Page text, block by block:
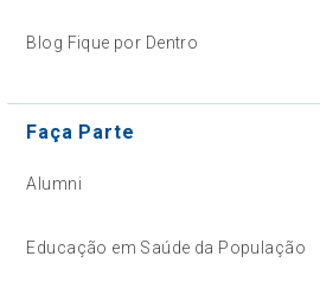
Blog Fique por Dentro
Faça Parte
Alumni
Educação em Saúde da População